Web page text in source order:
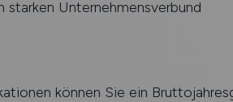
Unternehmensverbund
können Sie ein